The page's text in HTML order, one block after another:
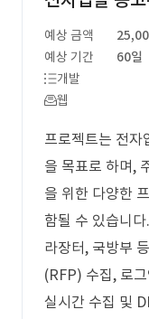
예상 금액
예상 기간
60일
개발
웹
프로젝트는 전자
을 목표로 하며,
을 위한 다양한
함될 수 있습니
라장터, 국방부
(RFP) 수집, 로
실시간 수집 및